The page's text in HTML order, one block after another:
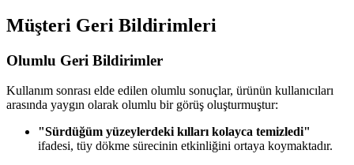
Müşteri Geri Bildirimleri
Olumlu Geri Bildirimler
Kullanım sonrası elde edilen olumlu sonuçlar, ürünün kullanıcıları
arasında yaygın olarak olumlu bir görüş oluşturmuştur:
"Sürdüğüm yüzeylerdeki kılları kolayca temizledi"
ifadesi, tüy dökme sürecinin etkinliğini ortaya koymaktadır.